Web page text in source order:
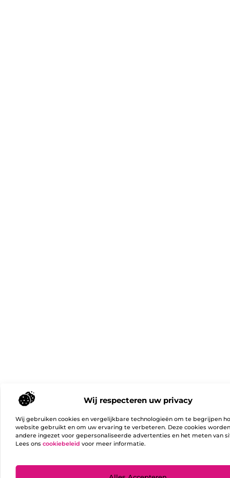
Wij respecteren uw privacy
Wij gebruiken cookies en vergelijkbare technologieën om te begrijpen
website gebruikt en om uw ervaring te verbeteren. Deze cookies
andere ingezet voor gepersonaliseerde advertenties en het meten van
Lees ons cookiebeleid voor meer informatie.